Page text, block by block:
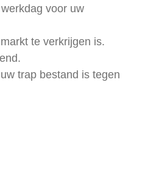
voor uw
te verkrijgen is.
trap bestand is tegen